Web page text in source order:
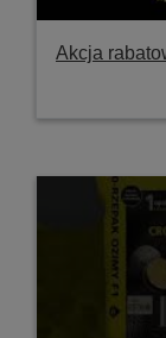
Akcja